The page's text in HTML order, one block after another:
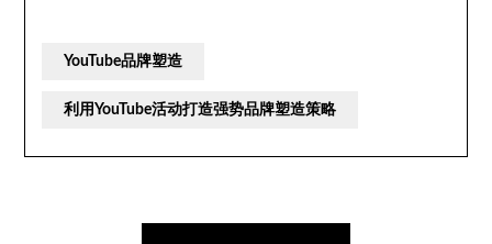
YouTube品牌塑造
利用YouTube活动打造强势品牌塑造策略